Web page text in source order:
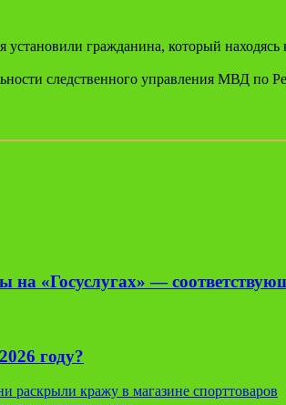
гражданина, который
следственного управления МВД
на «Госуслугах» —
году?
раскрыли кражу в магазине спорттоваров